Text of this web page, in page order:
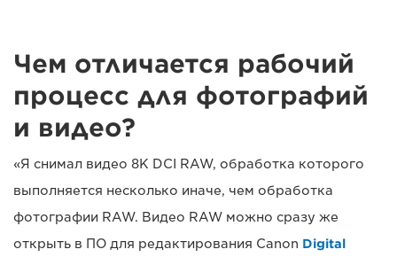
Чем отличается рабочий
процесс для фотографий
и видео?
«Я снимал видео 8K DCI RAW, обработка которого
выполняется несколько иначе, чем обработка
фотографии RAW. Видео RAW можно сразу же
открыть в ПО для редактирования Canon Digital